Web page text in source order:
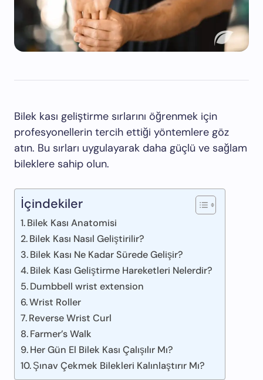
Bilek kası geliştirme sırlarını öğrenmek için
profesyonellerin tercih ettiği yöntemlere göz
atın. Bu sırları uygulayarak daha güçlü ve sağlam
bileklere sahip olun.
İçindekiler
Bilek Kası Anatomisi
Bilek Kası Nasıl Geliştirilir?
Bilek Kası Ne Kadar Sürede Gelişir?
Bilek Kası Geliştirme Hareketleri Nelerdir?
Dumbbell wrist extension
Wrist Roller
Reverse Wrist Curl
Farmer’s Walk
Her Gün El Bilek Kası Çalışılır Mı?
Şınav Çekmek Bilekleri Kalınlaştırır Mı?